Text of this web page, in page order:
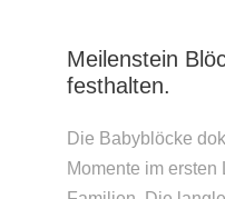
Meilenstein
festhalten.
Die Babyblöcke
Momente im